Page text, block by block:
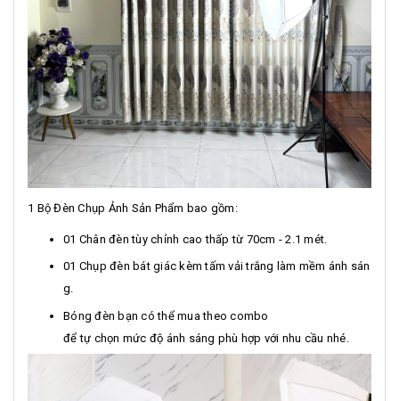
1 Bộ Đèn Chụp Ảnh Sản Phẩm bao gồm:
01 Chân đèn tùy chỉnh cao thấp từ 70cm - 2.1 mét.
01 Chụp đèn bát giác kèm tấm vải trắng làm mềm ánh sán
g.
Bóng đèn bạn có thể mua theo combo
để tự chọn mức độ ánh sáng phù hợp với nhu cầu nhé.